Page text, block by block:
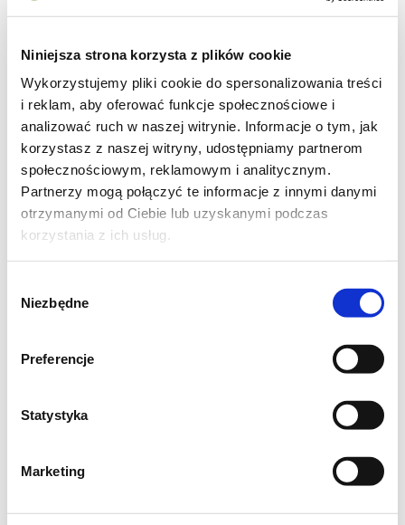
Niniejsza strona korzysta z plików cookie
Wykorzystujemy pliki cookie do spersonalizowania treści
i reklam, aby oferować funkcje społecznościowe i
analizować ruch w naszej witrynie. Informacje o tym, jak
korzystasz z naszej witryny, udostępniamy partnerom
społecznościowym, reklamowym i analitycznym.
Partnerzy mogą połączyć te informacje z innymi danymi
otrzymanymi od Ciebie lub uzyskanymi podczas
korzystania z ich usług.
zgody
Niezbędne
Preferencje
Statystyka
Marketing
½ łyżeczki kurkumy
½ łyżeczki mielonego kminu rzymskiego
(opcjonalnie)
Sól i pieprz do smaku